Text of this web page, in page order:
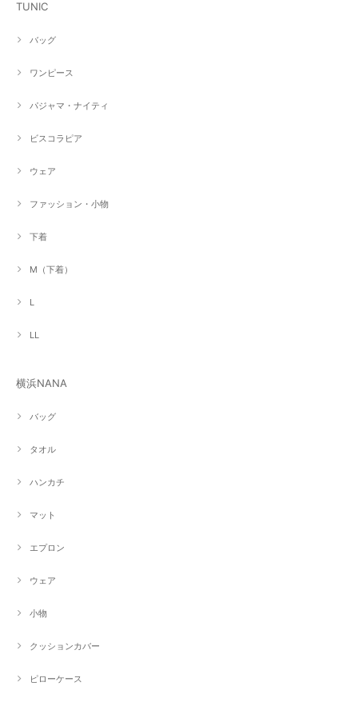
TUNIC
バッグ
ワンピース
パジャマ・ナイティ
ビスコラピア
ウェア
ファッション・小物
下着
M（下着）
L
LL
横浜NANA
バッグ
タオル
ハンカチ
マット
エプロン
ウェア
小物
クッションカバー
ピローケース